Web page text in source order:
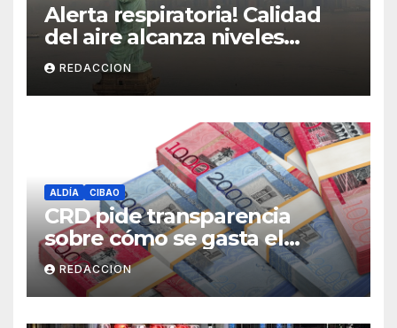
Alerta respiratoria! Calidad
del aire alcanza niveles
peligrosos en NYC
REDACCION
ALDÍA CIBAO
CRD pide transparencia
sobre cómo se gasta el
dinero del Seguro Familiar de
Salud
REDACCION